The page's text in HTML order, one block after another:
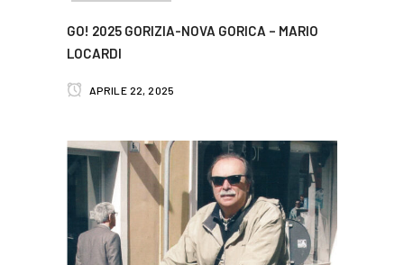
GO! 2025 GORIZIA-NOVA GORICA – MARIO
LOCARDI
APRILE 22, 2025